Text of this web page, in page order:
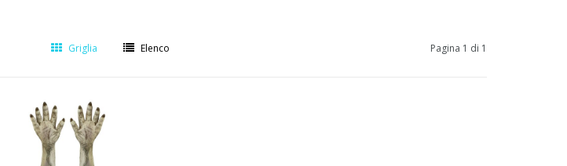
Griglia Elenco Pagina 1 di 1